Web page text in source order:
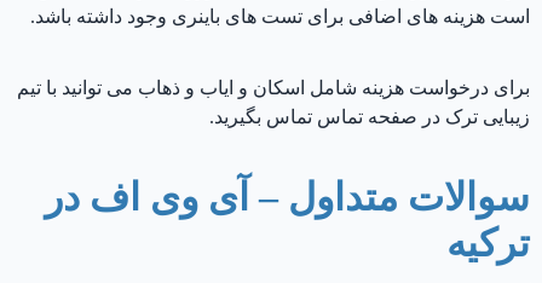
است هزینه های اضافی برای تست های باینری وجود داشته باشد.
برای درخواست هزینه شامل اسکان و ایاب و ذهاب می توانید با تیم
زیبایی ترک در صفحه تماس تماس بگیرید.
سوالات متداول – آی وی اف در
ترکیه